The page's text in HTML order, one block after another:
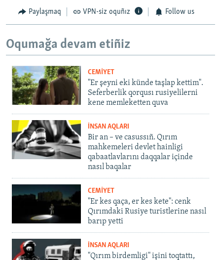
Paylaşmaq VPN-siz oquñız Follow us
Oqumağa devam etiñiz
CEMİYET
"Er şeyni eki künde taşlap kettim".
Seferberlik qorqusı rusiyelilerni
kene memleketten quva
İNSAN AQLARI
Bir an – ve casussıñ. Qırım
mahkemeleri devlet hainligi
qabaatlavlarını daqqalar içinde
nasıl baqalar
CEMİYET
"Er kes qaça, er kes kete": cenk
Qırımdaki Rusiye turistlerine nasıl
barıp yetti
İNSAN AQLARI
"Qırım birdemligi" işini toqtattı,